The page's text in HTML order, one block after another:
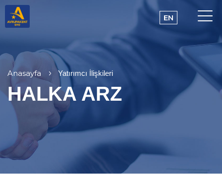
EN
Anasayfa Yatırımcı İlişkileri
HALKA ARZ